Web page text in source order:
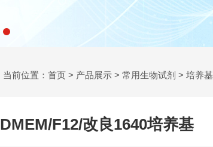
当前位置： 首页 > 产品展示 > 常用生物试剂 > 培养基
DMEM/F12/改良1640培养基